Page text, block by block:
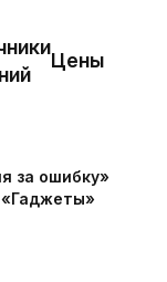
Цены
за ошибку»